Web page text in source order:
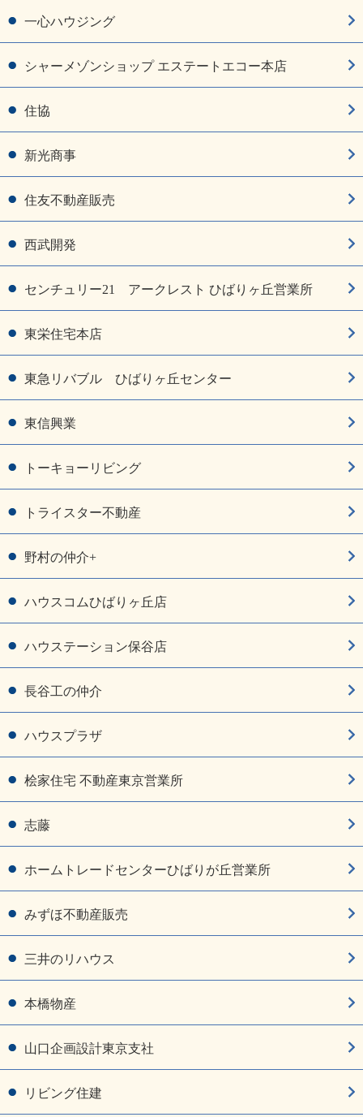
一心ハウジング
シャーメゾンショップ エステートエコー本店
住協
新光商事
住友不動産販売
西武開発
センチュリー21 アークレスト ひばりヶ丘営業所
東栄住宅本店
東急リバブル ひばりヶ丘センター
東信興業
トーキョーリビング
トライスター不動産
野村の仲介+
ハウスコムひばりヶ丘店
ハウステーション保谷店
長谷工の仲介
ハウスプラザ
桧家住宅 不動産東京営業所
志藤
ホームトレードセンターひばりが丘営業所
みずほ不動産販売
三井のリハウス
本橋物産
山口企画設計東京支社
リビング住建